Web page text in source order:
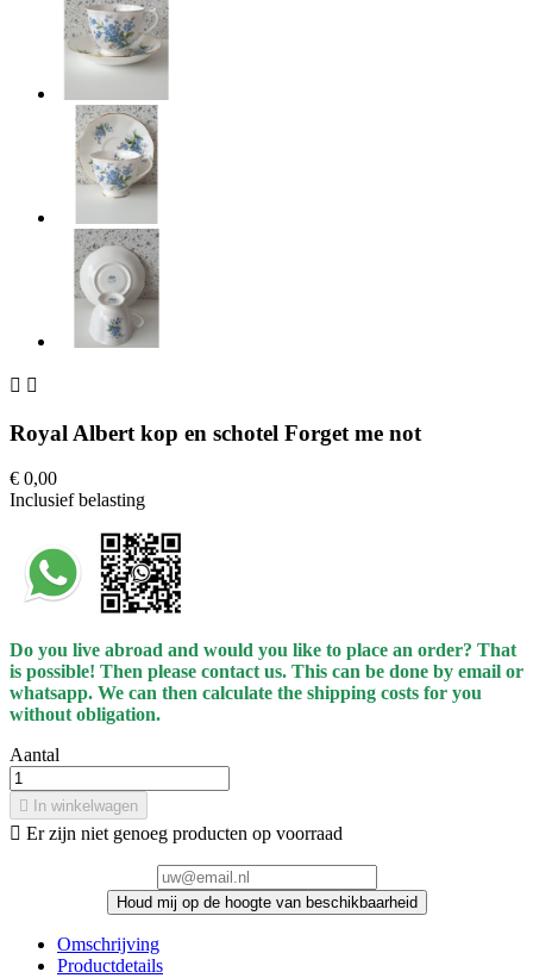
 
Royal Albert kop en schotel Forget me not
€ 0,00
Inclusief belasting
Do you live abroad and would you like to place an order? That
is possible! Then please contact us. This can be done by email or
whatsapp. We can then calculate the shipping costs for you
without obligation.
Aantal
 In winkelwagen
 Er zijn niet genoeg producten op voorraad
Houd mij op de hoogte van beschikbaarheid
Omschrijving
Productdetails